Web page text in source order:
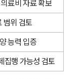
료비 자료 확보
범위 검토
능력 입증
집행 가능성 검토